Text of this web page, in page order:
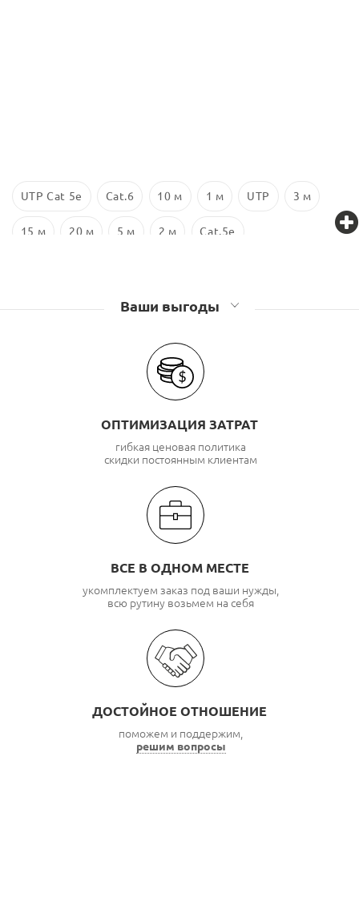
UTP Cat 5e Cat.6 10 м 1 м UTP 3 м
15 м 20 м 5 м 2 м Cat.5e
Ваши выгоды
ОПТИМИЗАЦИЯ ЗАТРАТ
гибкая ценовая политика
скидки постоянным клиентам
ВСЕ В ОДНОМ МЕСТЕ
укомплектуем заказ под ваши нужды,
всю рутину возьмем на себя
ДОСТОЙНОЕ ОТНОШЕНИЕ
поможем и поддержим,
решим вопросы